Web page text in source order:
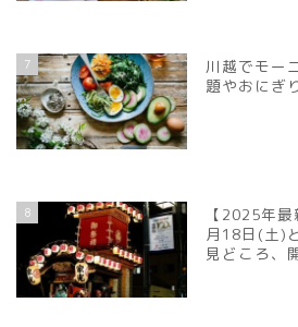
7
川越でモー
題やおにぎ
8
【2025年
月18日(土)
見どころ、